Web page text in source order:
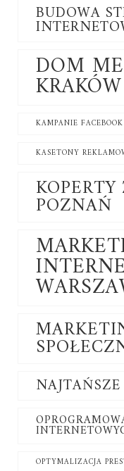
BUDOWA
DOM
KRAKÓW
KAMPANIE FACEBOOK
KASETONY
POZNAŃ
OPTYMALIZACJA